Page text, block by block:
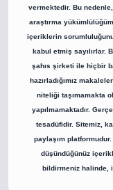
vermektedir. Bu
araştırma
içeriklerin
kabul etmiş sayılırlar.
şahıs şirketi ile hiçbir
hazırladığımız
niteliği taşımamakta
yapılmamaktadır.
tesadüfidir. Sitemiz,
paylaşım
düşündüğünüz
bildirmeniz halinde,